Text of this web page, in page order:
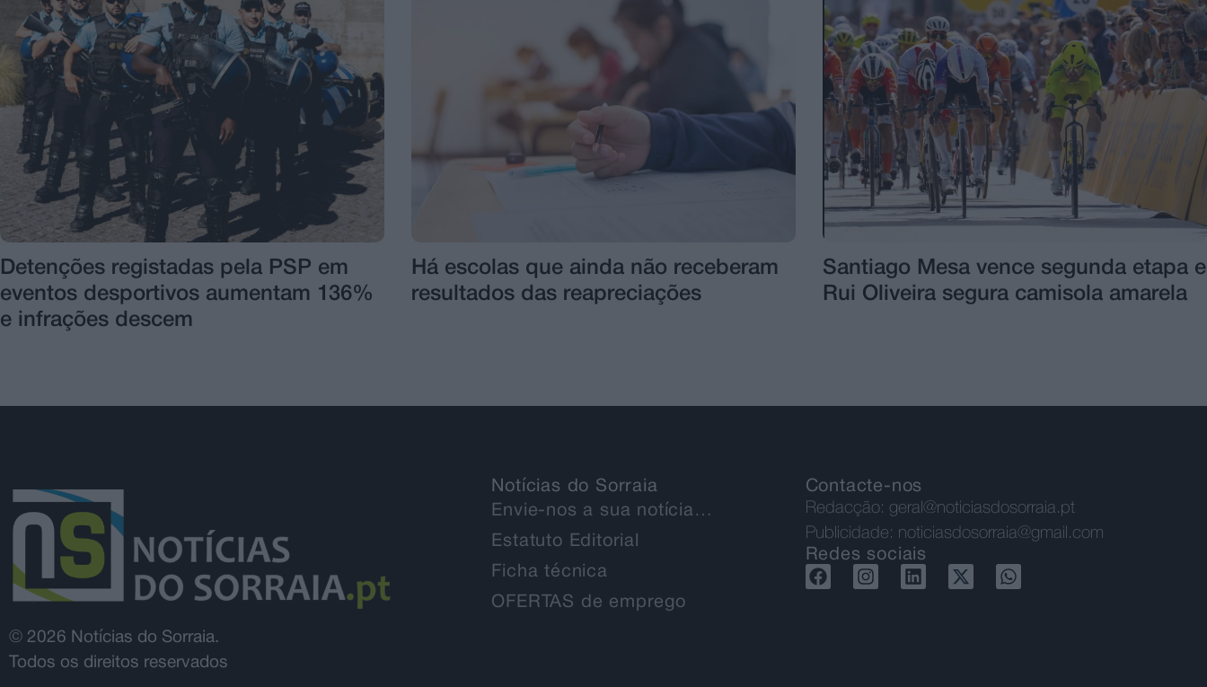
Detenções registadas pela PSP em
eventos desportivos aumentam 136%
e infrações descem
Há escolas que ainda não receberam
resultados das reapreciações
Santiago Mesa vence segunda etapa e
Rui Oliveira segura camisola amarela
© 2026 Notícias do Sorraia.
Todos os direitos reservados
Notícias do Sorraia
Envie-nos a sua notícia…
Estatuto Editorial
Ficha técnica
OFERTAS de emprego
Contacte-nos
Redacção: geral@noticiasdosorraia.pt
Publicidade: noticiasdosorraia@gmail.com
Redes sociais